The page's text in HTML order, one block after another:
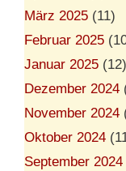
März 2025 (11)
Februar 2025
Januar 2025 (12)
Dezember 2024
November 2024
Oktober 2024
September 2024